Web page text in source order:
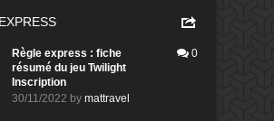
Règle express : fiche
résumé du jeu Twilight
Inscription
30/11/2022 by mattravel
0